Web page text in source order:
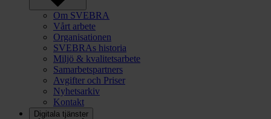
Om SVEBRA
Vårt arbete
Organisationen
SVEBRAs historia
Miljö & kvalitetsarbete
Samarbetspartners
Avgifter och Priser
Nyhetsarkiv
Kontakt
Digitala tjänster